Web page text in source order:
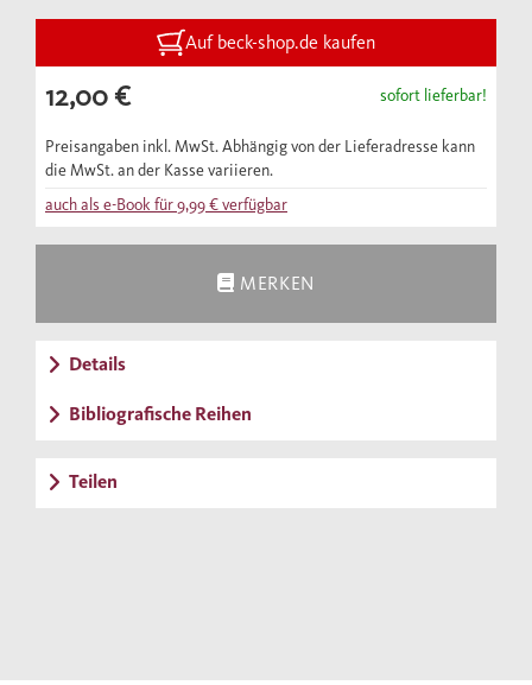
einzunehmen. Doch einige Gemeinden
heutigen Aga Khan zurück.
Auf beck-shop.de kaufen
12,00 € sofort lieferbar!
Preisangaben inkl. MwSt. Abhängig von der Lieferadresse kann
die MwSt. an der Kasse variieren.
auch als e-Book für9,99 €verfügbar
MERKEN
Details
Bibliografische Reihen
Teilen